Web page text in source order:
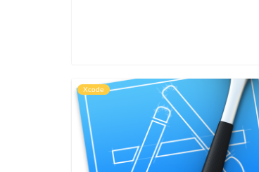
Xcode